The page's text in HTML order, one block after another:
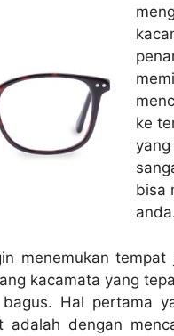
ke
bisa
menemukan
kacamata yang
Hal pertama
adalah dengan